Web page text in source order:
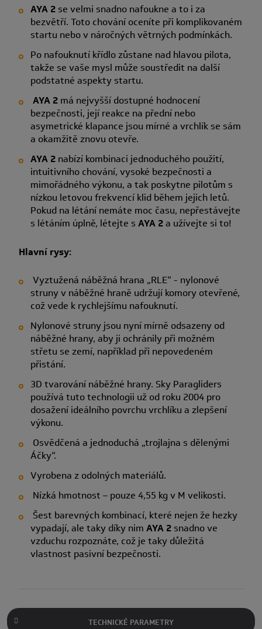
AYA 2se velmi snadno nafoukne a to i za
bezvětří. Toto chování oceníte při komplikovaném
startu nebo v náročných větrných podmínkách.
Po nafouknutí křídlo zůstane nad hlavou pilota,
takže se vaše mysl může soustředit na další
podstatné aspekty startu.
AYA 2 má nejvyšší dostupné hodnocení
bezpečnosti, její reakce na přední nebo
asymetrické klapance jsou mírné a vrchlík se sám
a okamžitě znovu otevře.
AYA 2nabízí kombinaci jednoduchého použití,
intuitivního chování, vysoké bezpečnosti a
mimořádného výkonu, a tak poskytne pilotům s
nízkou letovou frekvencí klid během jejich letů.
Pokud na létání nemáte moc času, nepřestávejte
s létáním úplně, létejte s AYA 2a užívejte si to!
Hlavní rysy:
Vyztužená náběžná hrana „RLE“ - nylonové
struny v náběžné hraně udržují komory otevřené,
což vede k rychlejšímu nafouknutí.
Nylonové struny jsou nyní mírně odsazeny od
náběžné hrany, aby ji ochránily při možném
střetu se zemí, například při nepovedeném
přistání.
3D tvarování náběžné hrany. Sky Paragliders
používá tuto technologii už od roku 2004 pro
dosažení ideálního povrchu vrchlíku a zlepšení
výkonu.
Osvědčená a jednoduchá „trojlajna s dělenými
Áčky“.
Vyrobena z odolných materiálů.
Nízká hmotnost – pouze 4,55 kg v M velikosti.
Šest barevných kombinací, které nejen že hezky
vypadají, ale taky díky nim AYA 2snadno ve
vzduchu rozpoznáte, což je taky důležitá
vlastnost pasivní bezpečnosti.
TECHNICKÉ PARAMETRY